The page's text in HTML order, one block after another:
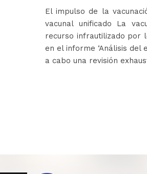
El impulso de la
vacunal unificado La
recurso infrautilizado por
en el informe ‘Análisis del
a cabo una revisión